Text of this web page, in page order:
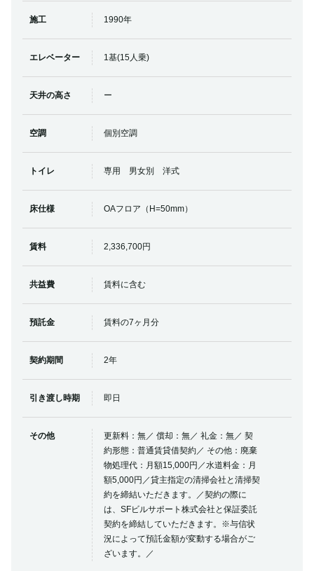
施工 1990年
エレベーター 1基(15人乗)
天井の高さ ー
空調 個別空調
トイレ 専用 男女別 洋式
床仕様 OAフロア（H=50mm）
賃料 2,336,700円
共益費 賃料に含む
預託金 賃料の7ヶ月分
契約期間 2年
引き渡し時期 即日
その他
更新料：無／ 償却：無／ 礼金：無／ 契
約形態：普通賃貸借契約／ その他：廃棄
物処理代：月額15,000円／水道料金：月
額5,000円／貸主指定の清掃会社と清掃契
約を締結いただきます。／契約の際に
は、SFビルサポート株式会社と保証委託
契約を締結していただきます。※与信状
況によって預託金額が変動する場合がご
ざいます。／